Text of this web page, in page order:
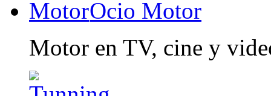
Ocio Motor
Motor en TV, cine y